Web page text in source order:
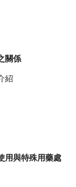
關係
紹
用與特殊用藥處